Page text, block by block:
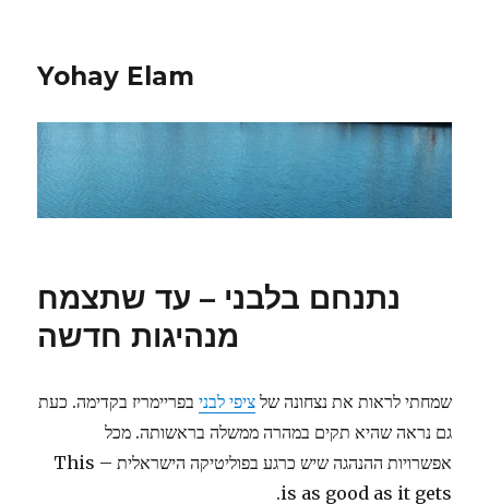
Yohay Elam
נתנחם בלבני – עד שתצמח
מנהיגות חדשה
שמחתי לראות את נצחונה שלציפי לבני בפריימריז בקדימה. כעת
גם נראה שהיא תקים במהרה ממשלה בראשותה. מכל
אפשרויות ההנהגה שיש כרגע בפוליטיקה הישראלית – This
is as good as it gets.